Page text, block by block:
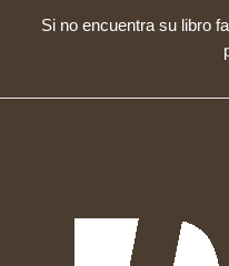
Si no encuentra su libro